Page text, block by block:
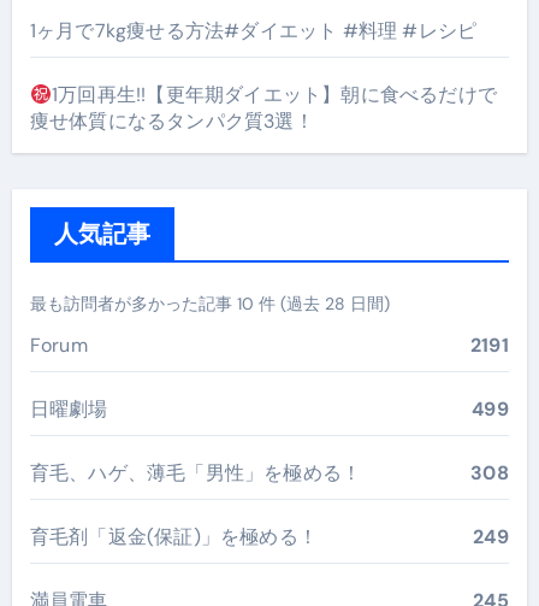
1ヶ月で7kg痩せる方法#ダイエット #料理 #レシピ
1万回再生!!【更年期ダイエット】朝に食べるだけで
痩せ体質になるタンパク質3選！
人気記事
最も訪問者が多かった記事 10 件 (過去 28 日間)
Forum 2191
日曜劇場 499
育毛、ハゲ、薄毛「男性」を極める！ 308
育毛剤「返金(保証)」を極める！ 249
満員電車 245